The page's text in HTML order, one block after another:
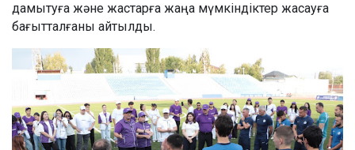
дамытуға және жастарға жаңа мүмкіндіктер жасауға
бағытталғаны айтылды.